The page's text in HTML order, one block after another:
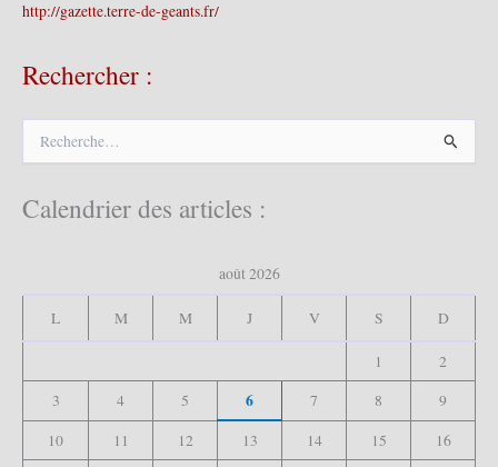
http://gazette.terre-de-geants.fr/
Rechercher :
h
e
Calendrier des articles :
août 2026
L M M J V S D
1
2
3
4 5 6 7 8
9
10
11 12 13 14 15
16